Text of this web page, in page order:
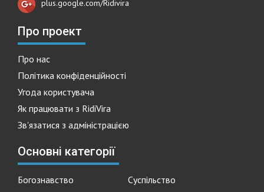
plus.google.com/Ridivira
Про проект
Про нас
Політика конфіденційності
Угода користувача
Як працювати з RidiVira
Зв'язатися з адміністрацією
Основні категорії
Богознавство
Суспільство